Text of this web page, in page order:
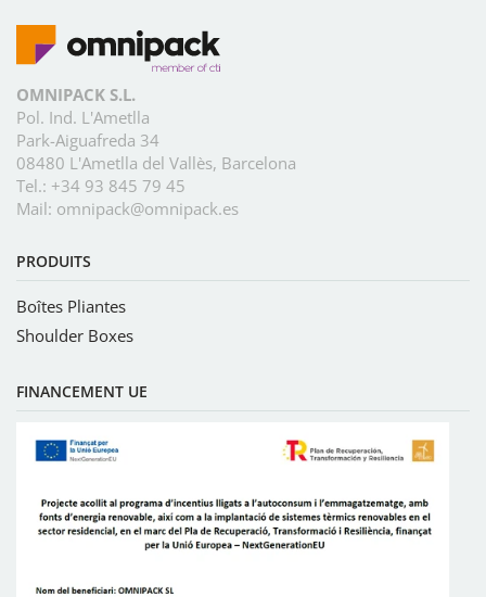
OMNIPACK S.L.
Pol. Ind. L'Ametlla
Park-Aiguafreda 34
08480 L'Ametlla del Vallès, Barcelona
Tel.: +34 93 845 79 45
Mail: omnipack@omnipack.es
PRODUITS
Boîtes Pliantes
Shoulder Boxes
FINANCEMENT UE